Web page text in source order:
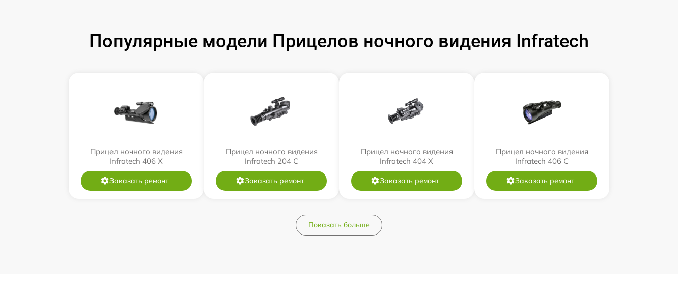
Популярные модели Прицелов ночного видения Infratech
Прицел ночного видения
Infratech 406 Х
Заказать ремонт
Прицел ночного видения
Infratech 204 С
Заказать ремонт
Прицел ночного видения
Infratech 404 Х
Заказать ремонт
Прицел ночного видения
Infratech 406 С
Заказать ремонт
Показать больше